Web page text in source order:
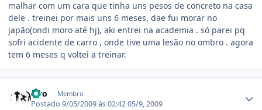
malhar com um cara que tinha uns pesos de concreto na casa
dele . treinei por mais uns 6 meses, dae fui morar no
japão(ondi moro até hj), aki entrei na academia . só parei pq
sofri acidente de carro , onde tive uma lesão no ombro . agora
tem 6 meses q voltei a treinar.
Ciro Membro
Postado9/05/2009 às 02:4205/9, 2009